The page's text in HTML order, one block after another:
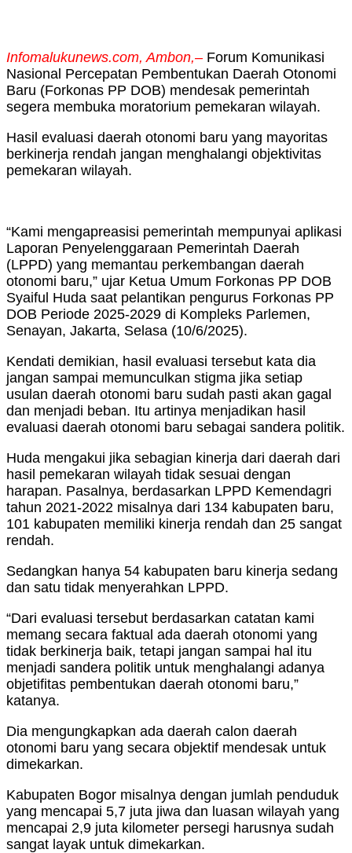
Infomalukunews.com, Ambon,– Forum Komunikasi
Nasional Percepatan Pembentukan Daerah Otonomi
Baru (Forkonas PP DOB) mendesak pemerintah
segera membuka moratorium pemekaran wilayah.
Hasil evaluasi daerah otonomi baru yang mayoritas
berkinerja rendah jangan menghalangi objektivitas
pemekaran wilayah.
“Kami mengapreasisi pemerintah mempunyai aplikasi
Laporan Penyelenggaraan Pemerintah Daerah
(LPPD) yang memantau perkembangan daerah
otonomi baru,” ujar Ketua Umum Forkonas PP DOB
Syaiful Huda saat pelantikan pengurus Forkonas PP
DOB Periode 2025-2029 di Kompleks Parlemen,
Senayan, Jakarta, Selasa (10/6/2025).
Kendati demikian, hasil evaluasi tersebut kata dia
jangan sampai memunculkan stigma jika setiap
usulan daerah otonomi baru sudah pasti akan gagal
dan menjadi beban. Itu artinya menjadikan hasil
evaluasi daerah otonomi baru sebagai sandera politik.
Huda mengakui jika sebagian kinerja dari daerah dari
hasil pemekaran wilayah tidak sesuai dengan
harapan. Pasalnya, berdasarkan LPPD Kemendagri
tahun 2021-2022 misalnya dari 134 kabupaten baru,
101 kabupaten memiliki kinerja rendah dan 25 sangat
rendah.
Sedangkan hanya 54 kabupaten baru kinerja sedang
dan satu tidak menyerahkan LPPD.
“Dari evaluasi tersebut berdasarkan catatan kami
memang secara faktual ada daerah otonomi yang
tidak berkinerja baik, tetapi jangan sampai hal itu
menjadi sandera politik untuk menghalangi adanya
objetifitas pembentukan daerah otonomi baru,”
katanya.
Dia mengungkapkan ada daerah calon daerah
otonomi baru yang secara objektif mendesak untuk
dimekarkan.
Kabupaten Bogor misalnya dengan jumlah penduduk
yang mencapai 5,7 juta jiwa dan luasan wilayah yang
mencapai 2,9 juta kilometer persegi harusnya sudah
sangat layak untuk dimekarkan.